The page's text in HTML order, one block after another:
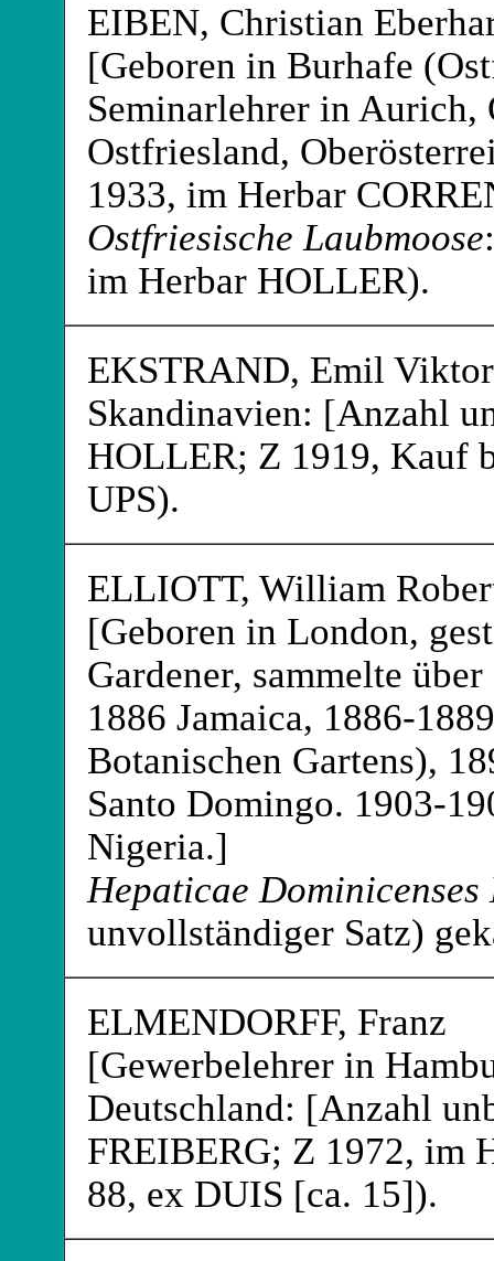
EIBEN, Christian
[Geboren in Burhafe
Seminarlehrer in Aurich,
Ostfriesland,
1933, im Herbar
Ostfriesische Laubmoose
im Herbar HOLLER).
EKSTRAND, Emil
Skandinavien: [Anzahl
HOLLER; Z 1919, Kauf
UPS).
ELLIOTT, William
[Geboren in London,
Gardener, sammelte
1886 Jamaica, 1886-
Botanischen Gartens),
Santo Domingo. 1903-
Nigeria.]
Hepaticae
unvollständiger Satz)
ELMENDORFF, Franz
[Gewerbelehrer in
Deutschland: [Anzahl
FREIBERG; Z 1972, im
88, ex DUIS [ca. 15]).